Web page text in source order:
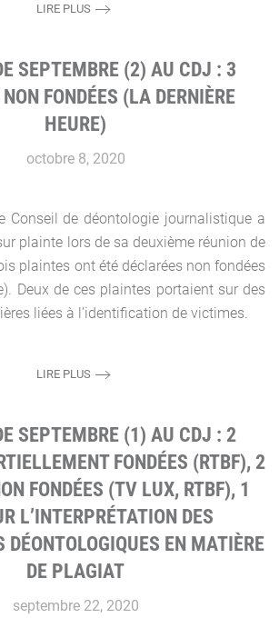
LIRE PLUS
SEPTEMBRE (2) AU CDJ : 3
FONDÉES (LA DERNIÈRE
HEURE)
octobre 8, 2020
Conseil de déontologie journalistique a
plainte lors de sa deuxième réunion de
plaintes ont été déclarées non fondées
Deux de ces plaintes portaient sur des
liées à l’identification de victimes.
LIRE PLUS
SEPTEMBRE (1) AU CDJ : 2
FONDÉES (RTBF), 2
FONDÉES (TV LUX, RTBF), 1
L’INTERPRÉTATION DES
DÉONTOLOGIQUES EN MATIÈRE
DE PLAGIAT
septembre 22, 2020